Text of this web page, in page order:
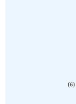
6